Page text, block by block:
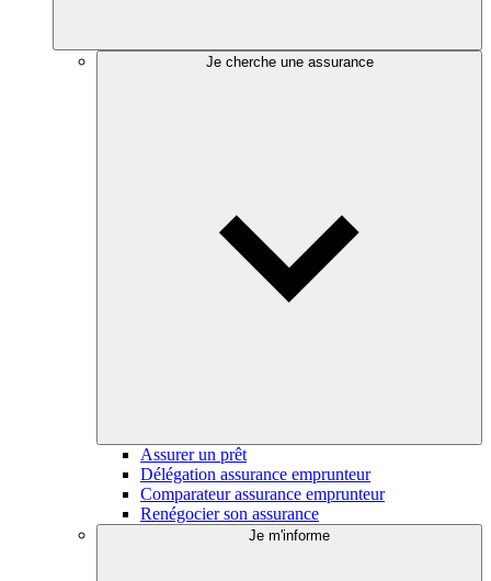
Je cherche une assurance
Assurer un prêt
Délégation assurance emprunteur
Comparateur assurance emprunteur
Renégocier son assurance
Je m'informe